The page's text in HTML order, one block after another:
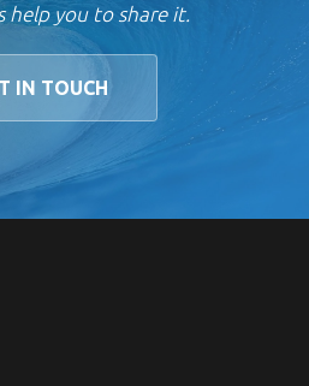
help you to share it.
IN TOUCH